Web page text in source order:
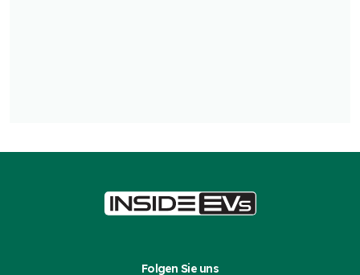
Folgen Sie uns